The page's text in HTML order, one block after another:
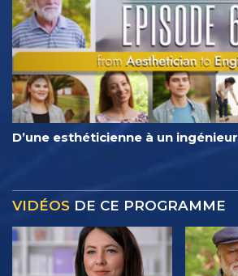
D’une esthéticienne à un ingénieur
VIDÉOS DE CE PROGRAMME